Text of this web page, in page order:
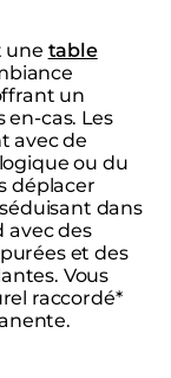
une table
un
cas. Les
avec de
ou du
déplacer
dans
avec des
et des
Vous
raccordé*